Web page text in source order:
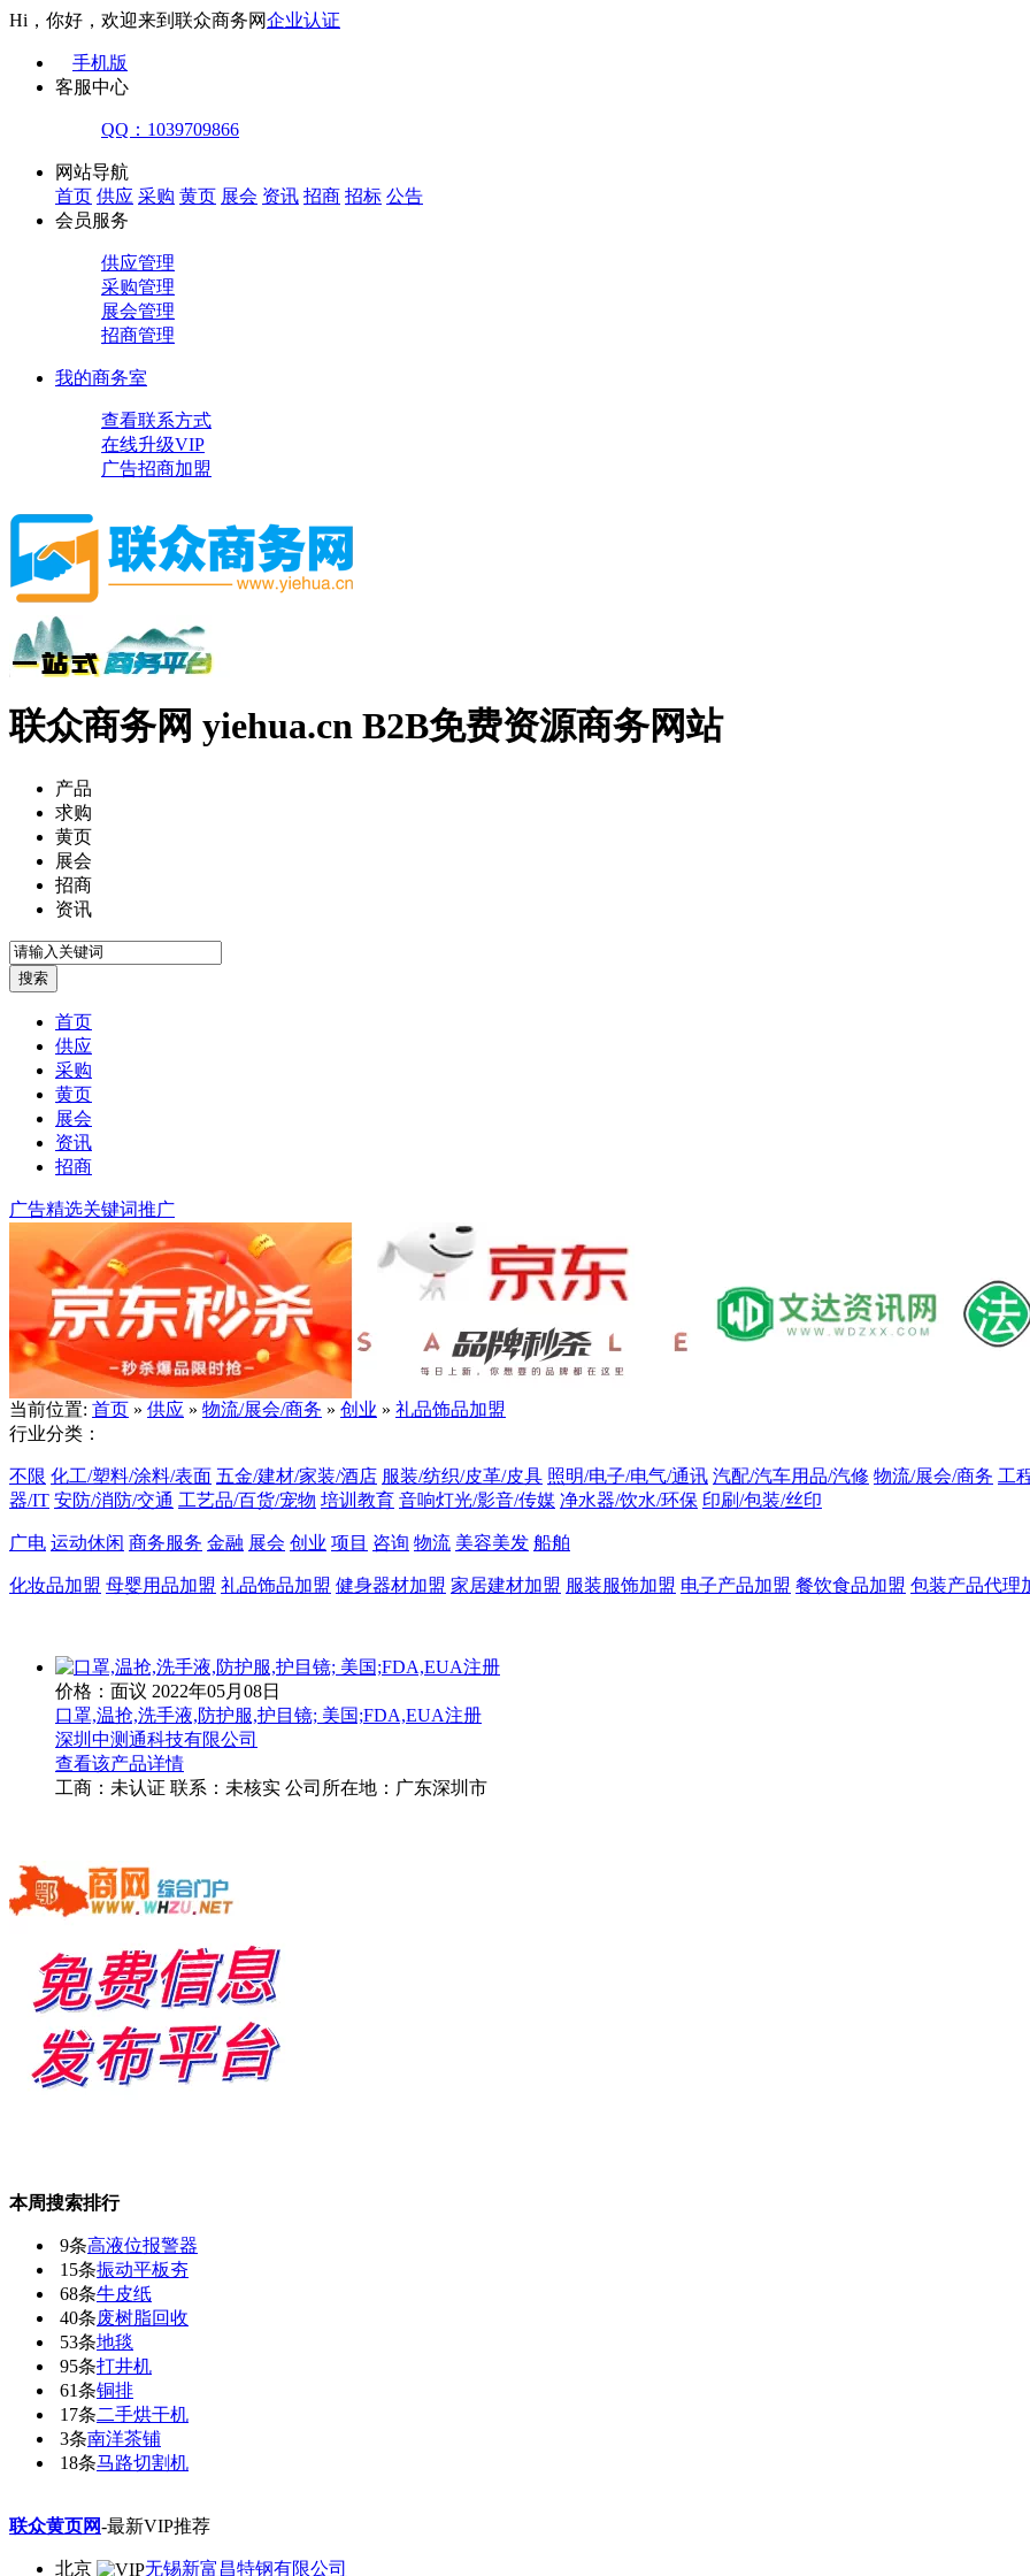
Hi，你好，欢迎来到联众商务网企业认证
手机版
客服中心
QQ：1039709866
网站导航
首页 供应 采购 黄页 展会 资讯 招商 招标 公告
会员服务
供应管理
采购管理
展会管理
招商管理
我的商务室
查看联系方式
在线升级VIP
广告招商加盟
联众商务网 yiehua.cn B2B免费资源商务网站
产品
求购
黄页
展会
招商
资讯
首页
供应
采购
黄页
展会
资讯
招商
广告精选关键词推广
当前位置: 首页 » 供应 » 物流/展会/商务 » 创业 » 礼品饰品加盟
行业分类：
不限 化工/塑料/涂料/表面 五金/建材/家装/酒店 服装/纺织/皮革/皮具 照明/电子/电气/通讯 汽配/汽车用品/汽修 物流/展会/商务 工
器/IT 安防/消防/交通 工艺品/百货/宠物 培训教育 音响灯光/影音/传媒 净水器/饮水/环保 印刷/包装/丝印
广电 运动休闲 商务服务 金融 展会 创业 项目 咨询 物流 美容美发 船舶
化妆品加盟 母婴用品加盟 礼品饰品加盟 健身器材加盟 家居建材加盟 服装服饰加盟 电子产品加盟 餐饮食品加盟 包装产品代理
价格：面议 2022年05月08日
口罩,温抢,洗手液,防护服,护目镜; 美国;FDA,EUA注册
深圳中测通科技有限公司
查看该产品详情
工商： 未认证 联系： 未核实 公司所在地：广东深圳市
本周搜索排行
9条高液位报警器
15条振动平板夯
68条牛皮纸
40条废树脂回收
53条地毯
95条打井机
61条铜排
17条二手烘干机
3条南洋茶铺
18条马路切割机
联众黄页网-最新VIP推荐
北京
无锡新富昌特钢有限公司